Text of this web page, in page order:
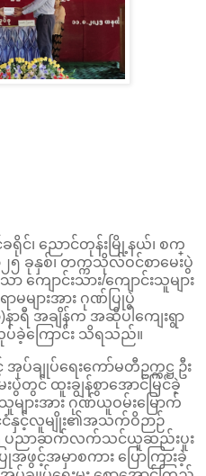
ရိုင်၊ ညောင်တုန်းမြို့နယ်၊ စက္
၅ ခုနှစ်၊ တက္ကသိုလ်ဝင်စာမေးပွဲ
ကျောင်းသား/ကျောင်းသူများ
မများအား ဂုဏ်ပြုပွဲ
ာရီ အချိန်က အဆိုပါကျေးရွာ
လုပ်ခဲ့ကြောင်း သိရသည်။
အုပ်ချုပ်ရေး‌ကော်မတီဥက္ကဋ္ဌ ဦး
တွင် ထူးချွန်စွာအောင်မြင်ခဲ့
သူများအား ဂုဏ်ယူဝမ်းမြောက်
ငံနှင့်လူမျိုး၏အသက်ဝိဉာဉ်
၍ ပညာဆက်လက်သင်ယူဆည်းပူး
အဖွင့်အမှာစကား ပြောကြားခဲ့